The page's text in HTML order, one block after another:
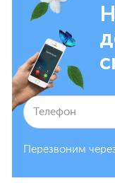
Перезвоним